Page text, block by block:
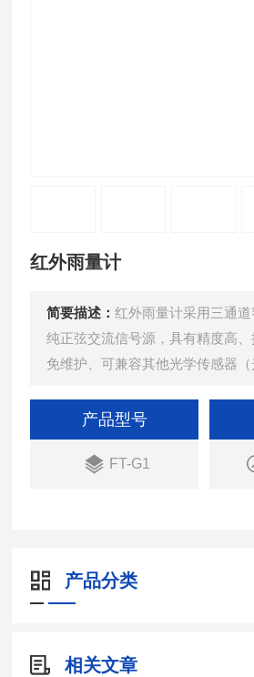
红外雨量计
简要描述：红外雨量计采用三通道
纯正弦交流信号源，具有精度高、
免维护、可兼容其他光学传感器
交通等行业。该传感器采用低功
外无人值守观测站。
产品型号
FT-G1
产品分类
相关文章